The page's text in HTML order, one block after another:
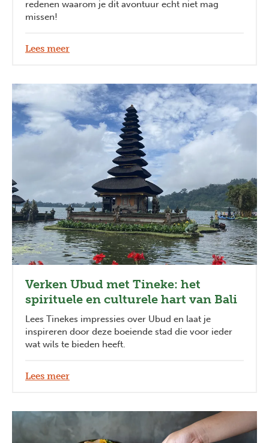
redenen waarom je dit avontuur echt niet mag
missen!
Lees meer
Verken Ubud met Tineke: het
spirituele en culturele hart van Bali
Lees Tinekes impressies over Ubud en laat je
inspireren door deze boeiende stad die voor ieder
wat wils te bieden heeft.
Lees meer